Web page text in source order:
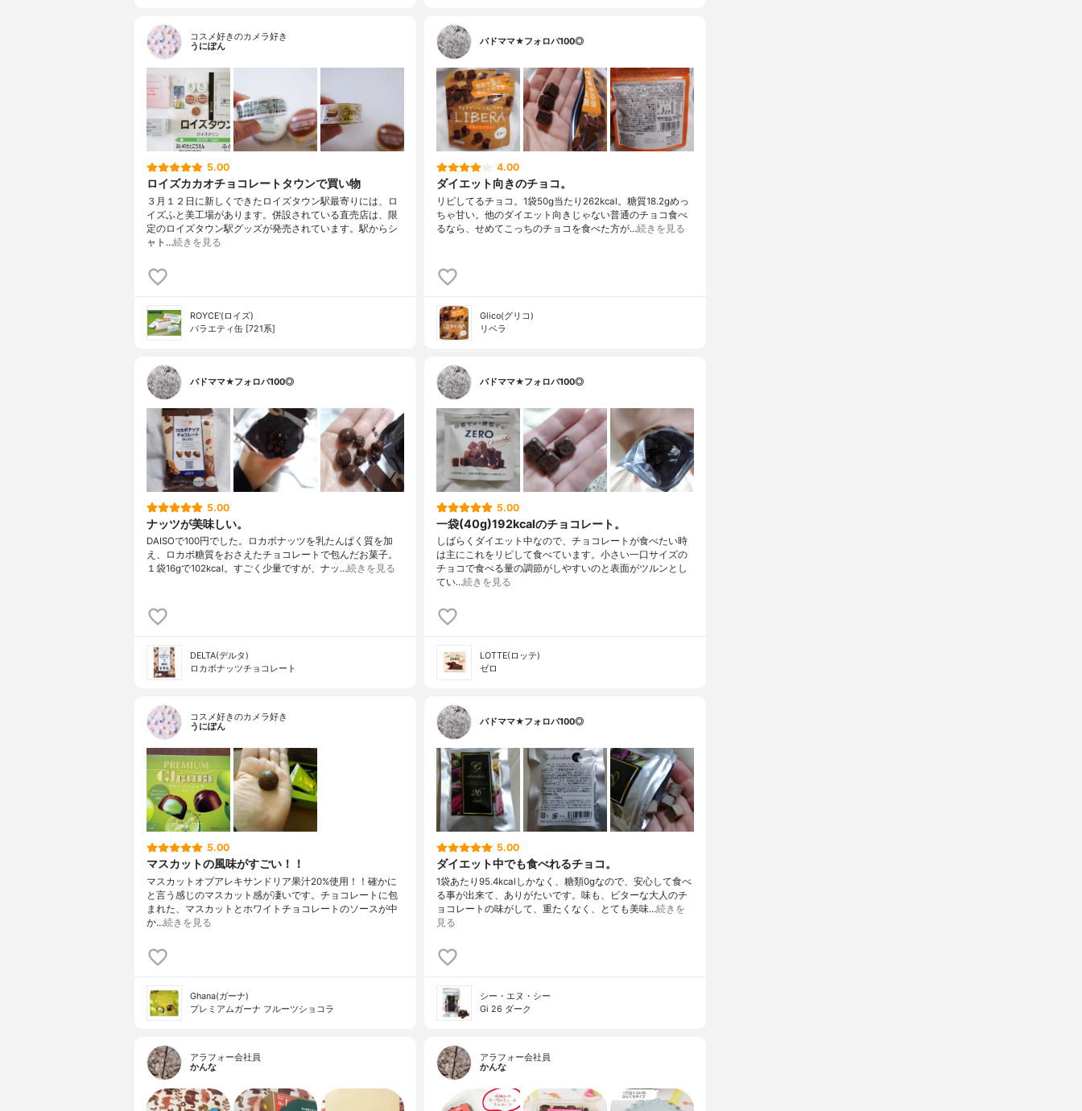
コスメ好きのカメラ好き
うにぽん
5.00
ロイズカカオチョコレートタウンで買い物
３月１２日に新しくできたロイズタウン駅最寄りには、ロ
イズふと美工場があります。併設されている直売店は、限
定のロイズタウン駅グッズが発売されています。駅からシ
ャト…続きを見る
ROYCE'(ロイズ)
バラエティ缶 [721系]
バドママ★フォロバ100◎
4.00
ダイエット向きのチョコ。
リピしてるチョコ。1袋50g当たり262kcal。糖質18.2gめっ
ちゃ甘い。他のダイエット向きじゃない普通のチョコ食べ
るなら、せめてこっちのチョコを食べた方が…続きを見る
Glico(グリコ)
リベラ
バドママ★フォロバ100◎
5.00
ナッツが美味しい。
DAISOで100円でした。ロカボナッツを乳たんぱく質を加
え、ロカボ糖質をおさえたチョコレートで包んだお菓子。
１袋16gで102kcal。すごく少量ですが、ナッ…続きを見る
DELTA(デルタ)
ロカボナッツチョコレート
バドママ★フォロバ100◎
5.00
一袋(40g)192kcalのチョコレート。
しばらくダイエット中なので、チョコレートが食べたい時
は主にこれをリピして食べています。小さい一口サイズの
チョコで食べる量の調節がしやすいのと表面がツルンとし
てい…続きを見る
LOTTE(ロッテ)
ゼロ
コスメ好きのカメラ好き
うにぽん
5.00
マスカットの風味がすごい！！
マスカットオブアレキサンドリア果汁20%使用！！確かに
と言う感じのマスカット感が凄いです。チョコレートに包
まれた、マスカットとホワイトチョコレートのソースが中
か…続きを見る
Ghana(ガーナ)
プレミアムガーナ フルーツショコラ
バドママ★フォロバ100◎
5.00
ダイエット中でも食べれるチョコ。
1袋あたり95.4kcalしかなく、糖類0gなので、安心して食べ
る事が出来て、ありがたいです。味も、ビターな大人のチ
ョコレートの味がして、重たくなく、とても美味…続きを
見る
シー・エヌ・シー
Gi 26 ダーク
アラフォー会社員
かんな
アラフォー会社員
かんな